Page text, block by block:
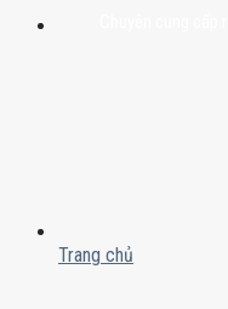
Trang chủ